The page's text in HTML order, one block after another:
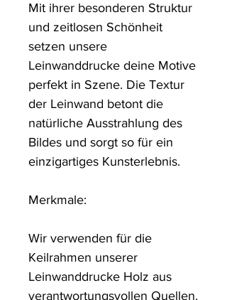
Mit ihrer besonderen Struktur
und zeitlosen Schönheit
setzen unsere
Leinwanddrucke deine Motive
perfekt in Szene. Die Textur
der Leinwand betont die
natürliche Ausstrahlung des
Bildes und sorgt so für ein
einzigartiges Kunsterlebnis.
Merkmale:
Wir verwenden für die
Keilrahmen unserer
Leinwanddrucke Holz aus
verantwortungsvollen Quellen,